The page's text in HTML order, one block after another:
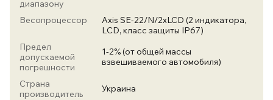
диапазону
Весопроцессор
Axis SE-22/N/2xLCD (2 индикатора,
LСD, класс защиты IP67)
Предел
допускаемой
погрешности
1-2% (от общей массы
взвешиваемого автомобиля)
Страна
производитель
Украина